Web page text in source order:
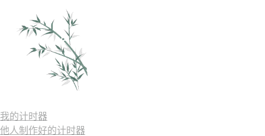
我的计时器
他人制作好的计时器